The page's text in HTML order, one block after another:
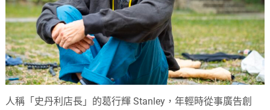
人稱「史丹利店長」的葛行輝 Stanley，年輕時從事廣告創